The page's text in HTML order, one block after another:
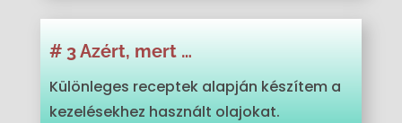
# 3 Azért, mert …
Különleges receptek alapján készítem a
kezelésekhez használt olajokat.